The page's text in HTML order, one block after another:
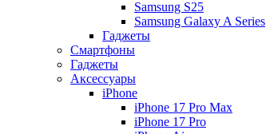
Samsung S25
Samsung Galaxy A Series
Гаджеты
Смартфоны
Гаджеты
Аксессуары
iPhone
iPhone 17 Pro Max
iPhone 17 Pro